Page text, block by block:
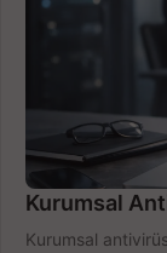
Kurumsal
Kurumsal